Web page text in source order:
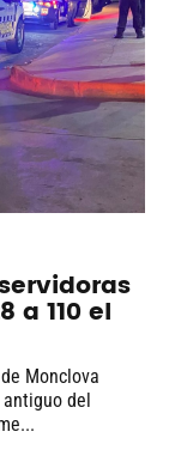
a 110 el
Monclova
del